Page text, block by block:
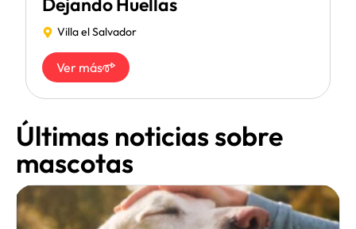
Villa el Salvador
Ver más
Últimas noticias sobre
mascotas